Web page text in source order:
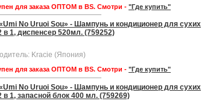
для заказа ОПТОМ в BS. Смотри - "Где купить"
No Uruoi Sou» - Шампунь и кондиционер для сухих
в 1, диспенсер 520мл. (759252)
Kracie (Япония)
для заказа ОПТОМ в BS. Смотри - "Где купить"
No Uruoi Sou» - Шампунь и кондиционер для сухих
в 1, запасной блок 400 мл. (759269)